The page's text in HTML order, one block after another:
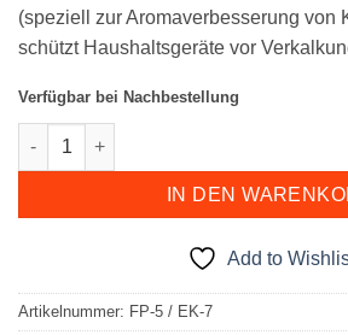
(speziell zur Aromaverbesserung von
schützt Haushaltsgeräte vor
Verfügbar bei Nachbestellung
EK7 Entkalkungskartusche - Inline
IN DEN
Add to
Artikelnummer: FP-5 / EK-7